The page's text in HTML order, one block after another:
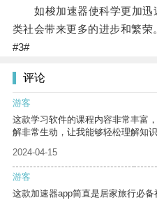
如梭加速器使科学更加迅
类社会带来更多的进步和繁荣
#3#
评论
游客
这款学习软件的课程内容非常丰富
解非常生动，让我能够轻松理解知识
2024-04-15
游客
这款加速器app简直是居家旅行必